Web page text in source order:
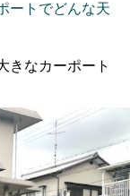
ートでどんな天
きなカーポート